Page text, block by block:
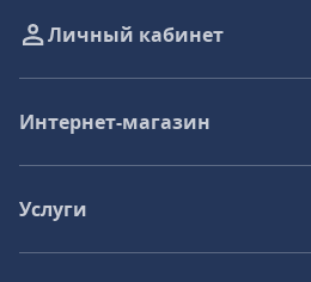
Личный кабинет
Интернет-магазин
Услуги